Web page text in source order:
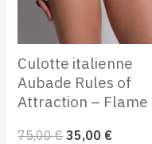
Culotte italienne
Aubade Rules of
Attraction – Flame
75,00€ 35,00 €